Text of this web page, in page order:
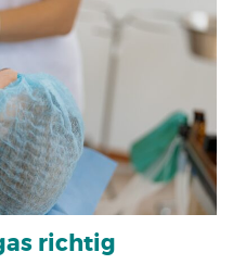
richtig